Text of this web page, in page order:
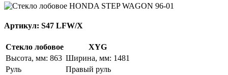
Артикул: S47 LFW/X
Стекло лобовое
XYG
Высота, мм: 863 Ширина, мм: 1481
Руль
Правый руль